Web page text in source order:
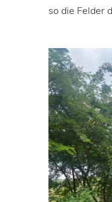
so die Felder